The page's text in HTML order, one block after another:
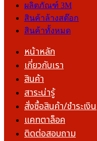
ผลิตภัณฑ์ 3M
สินค้าล้างสต๊อก
สินค้าทั้งหมด
หน้าหลัก
เกี่ยวกับเรา
สินค้า
สาระน่ารู้
สั่งซื้อสินค้า/ชำระเงิน
แคทตาล็อค
ติดต่อสอบถาม